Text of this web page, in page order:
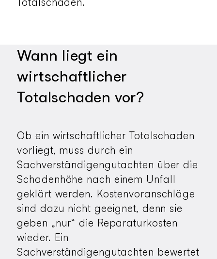
Wann liegt ein
wirtschaftlicher
Totalschaden vor?
Ob ein wirtschaftlicher Totalschaden
vorliegt, muss durch ein
Sachverständigengutachten über die
Schadenhöhe nach einem Unfall
geklärt werden. Kostenvoranschläge
sind dazu nicht geeignet, denn sie
geben „nur“ die Reparaturkosten
wieder. Ein
Sachverständigengutachten bewertet